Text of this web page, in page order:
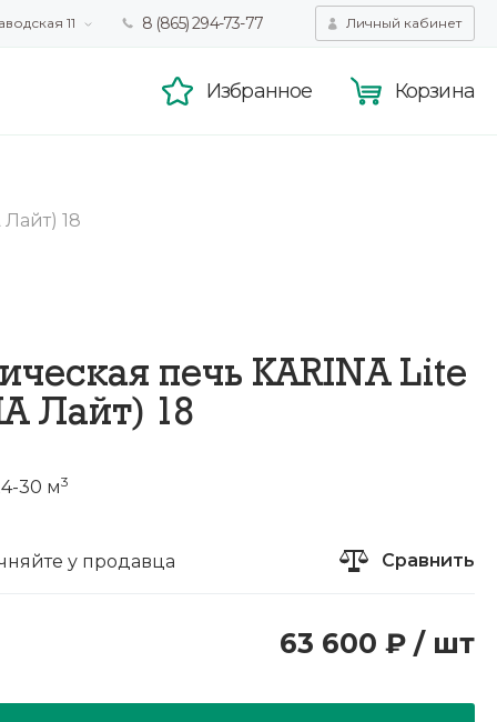
11 8 (865) 294-73-77 Личный кабинет
Избранное Корзина
18
печь KARINA Lite
Лайт) 18
30 м3
у продавца Сравнить
63 600 ₽ / шт